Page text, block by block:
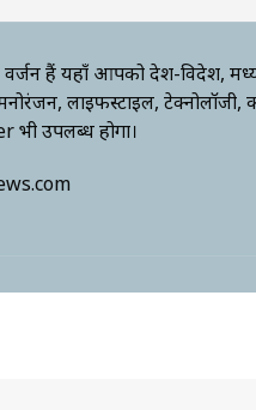
वर्जन हैं यहाँ आपको देश-विदेश,
लाइफस्टाइल,
भी उपलब्ध होगा।